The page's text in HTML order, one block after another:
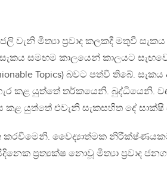
වැනි මිත්‍යා ප්‍රවාද කලකදී මතුවී
සමඟම කාලයෙන් කාලයට
Topics) බවට පත්වී තිබේ.
කළ යුත්තේ තර්කයෙනි. බුද්ධියෙනි.
කළ යුත්තේ එවැනි සැකසහිත දේ
කරවීමෙනි. වෛද්‍යාත්මක
ප්‍රත්‍යක්ෂ නොවූ මිත්‍යා ප්‍රවාද